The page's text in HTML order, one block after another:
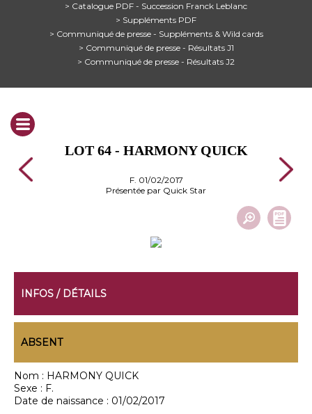
> Catalogue PDF - Succession Franck Leblanc
> Suppléments PDF
> Communiqué de presse - Suppléments & Wild cards
> Communiqué de presse - Résultats J1
> Communiqué de presse - Résultats J2
LOT 64 - HARMONY QUICK
F. 01/02/2017
Présentée par Quick Star
INFOS / DÉTAILS
ABSENT
Nom : HARMONY QUICK
Sexe : F.
Date de naissance : 01/02/2017